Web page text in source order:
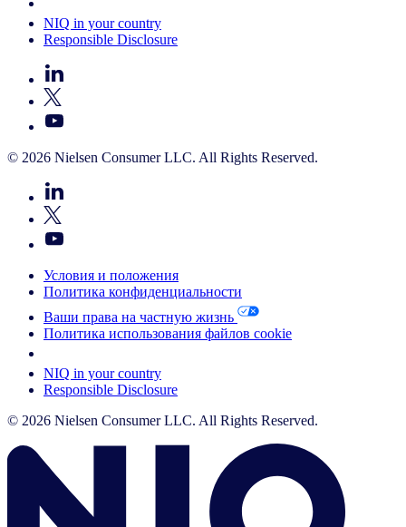
NIQ in your country
Responsible Disclosure
© 2026 Nielsen Consumer LLC. All Rights Reserved.
Условия и положения
Политика конфиденциальности
Ваши права на частную жизнь
Политика использования файлов cookie
NIQ in your country
Responsible Disclosure
© 2026 Nielsen Consumer LLC. All Rights Reserved.